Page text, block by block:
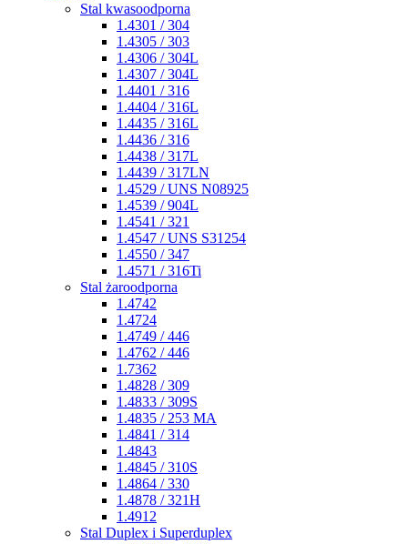
Stal kwasoodporna
1.4301 / 304
1.4305 / 303
1.4306 / 304L
1.4307 / 304L
1.4401 / 316
1.4404 / 316L
1.4435 / 316L
1.4436 / 316
1.4438 / 317L
1.4439 / 317LN
1.4529 / UNS N08925
1.4539 / 904L
1.4541 / 321
1.4547 / UNS S31254
1.4550 / 347
1.4571 / 316Ti
Stal żaroodporna
1.4742
1.4724
1.4749 / 446
1.4762 / 446
1.7362
1.4828 / 309
1.4833 / 309S
1.4835 / 253 MA
1.4841 / 314
1.4843
1.4845 / 310S
1.4864 / 330
1.4878 / 321H
1.4912
Stal Duplex i Superduplex